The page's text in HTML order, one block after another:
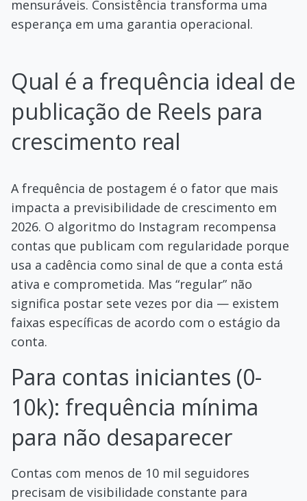
mensuráveis. Consistência transforma uma
esperança em uma garantia operacional.
Qual é a frequência ideal de
publicação de Reels para
crescimento real
A frequência de postagem é o fator que mais
impacta a previsibilidade de crescimento em
2026. O algoritmo do Instagram recompensa
contas que publicam com regularidade porque
usa a cadência como sinal de que a conta está
ativa e comprometida. Mas “regular” não
significa postar sete vezes por dia — existem
faixas específicas de acordo com o estágio da
conta.
Para contas iniciantes (0-
10k): frequência mínima
para não desaparecer
Contas com menos de 10 mil seguidores
precisam de visibilidade constante para